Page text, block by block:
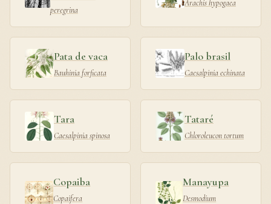
peregrina
Arachis hypogaea
Pata de vaca
Bauhinia forficata
Palo brasil
Caesalpinia echinata
Tara
Caesalpinia spinosa
Tataré
Chloroleucon tortum
Copaiba
Copaifera
Manayupa
Desmodium